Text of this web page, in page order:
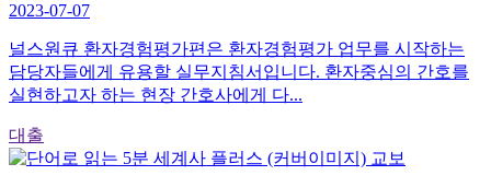
2023-07-07
널스원큐 환자경험평가편은 환자경험평가 업무를 시작하는
담당자들에게 유용할 실무지침서입니다. 환자중심의 간호를
실현하고자 하는 현장 간호사에게 다...
대출
교보